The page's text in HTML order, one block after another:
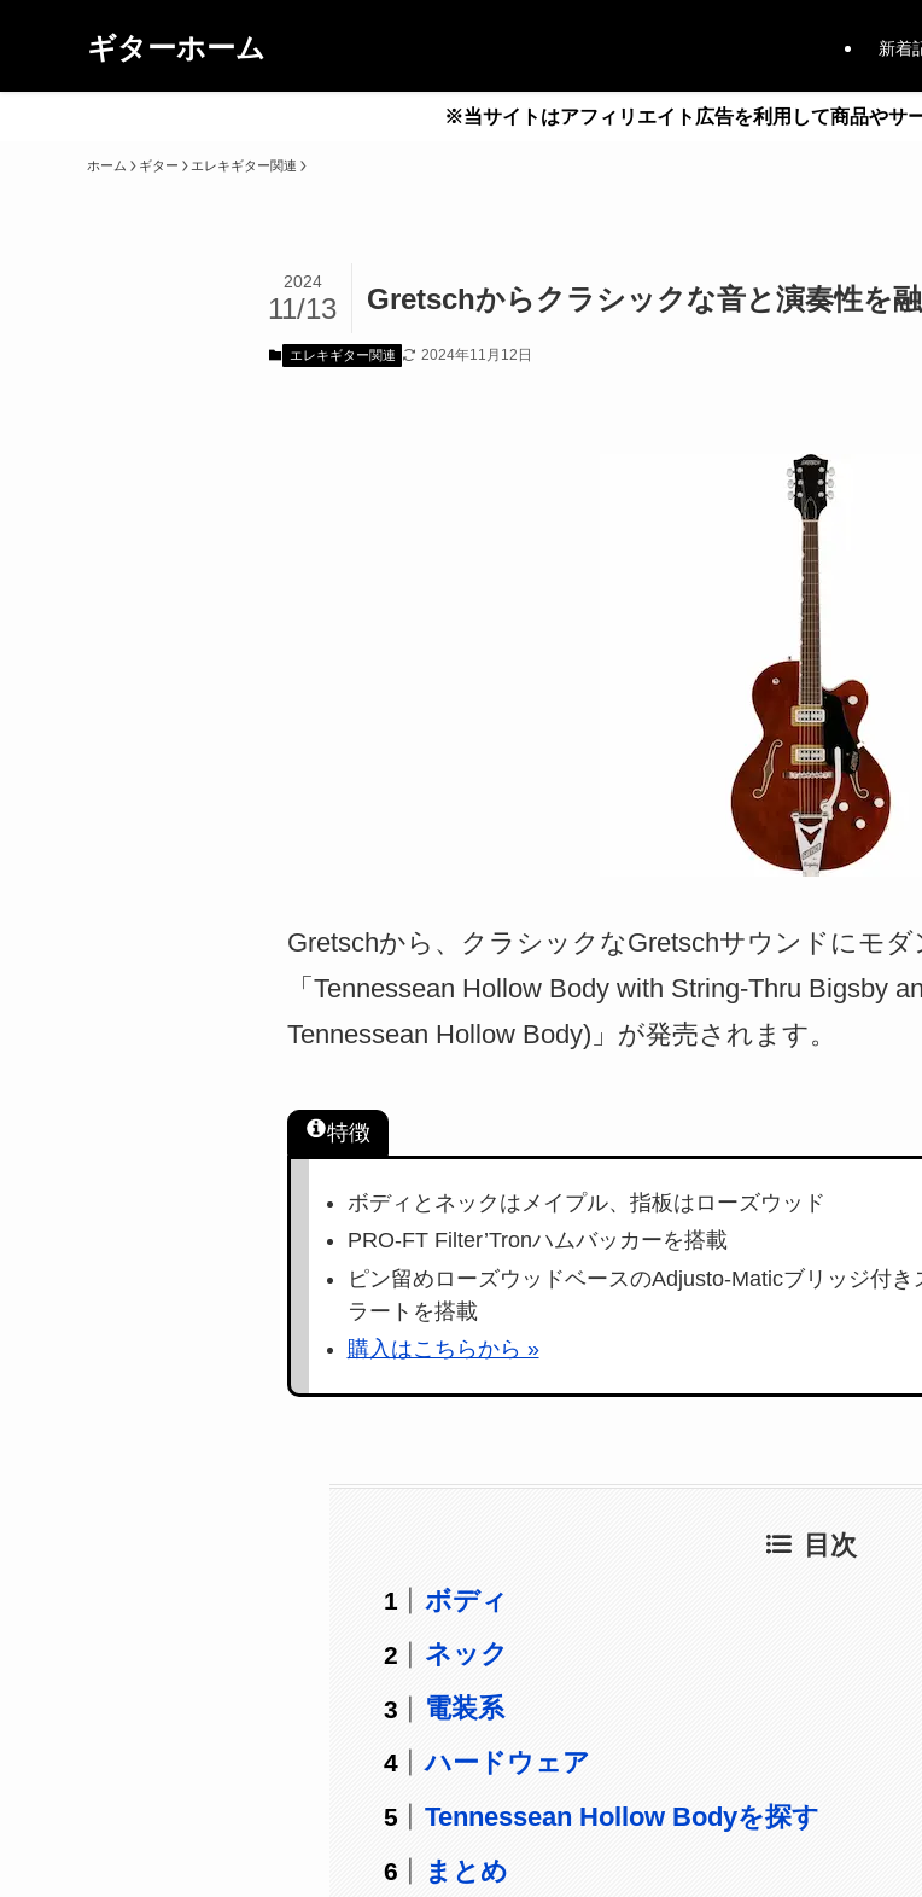
ギターホーム 新着
※当サイトはアフィリエイト広告を利用して商品やサ
ホーム ギター エレキギター関連
Gretschからクラシックな音と演奏性を
2024
11/13
エレキギター関連 2024年11月12日
Gretschから、クラシックなGretschサウンドにモ
「Tennessean Hollow Body with String-Thru Bigsby
Tennessean Hollow Body)」が発売されます。
特徴
ボディとネックはメイプル、指板はローズウッド
PRO-FT Filter’Tronハムバッカーを搭載
ピン留めローズウッドベースのAdjusto-Maticブリッジ付
ラートを搭載
購入はこちらから »
目次
ボディ
ネック
電装系
ハードウェア
Tennessean Hollow Bodyを探す
まとめ